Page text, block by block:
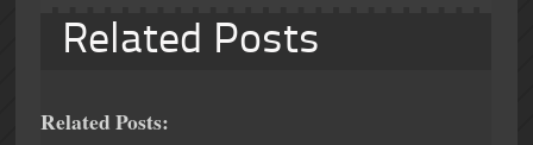
Related Posts
Related Posts: